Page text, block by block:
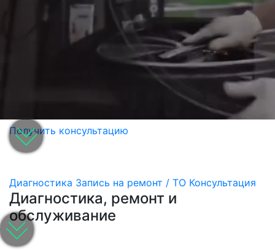
Получить консультацию
Диагностика Запись на ремонт / ТО Консультация
Диагностика, ремонт и
обслуживание